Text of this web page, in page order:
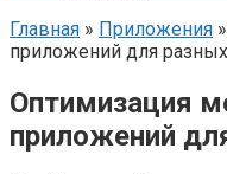
Главная » Приложения »
приложений для разных
Оптимизация
приложений